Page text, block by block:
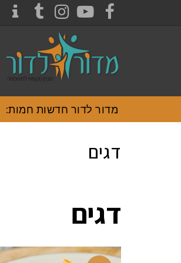
FACEBOOK
YOUTUBE
INSTAGRAM
TUMBLR
מדור לדור חדשות חמות:
דגים
דגים